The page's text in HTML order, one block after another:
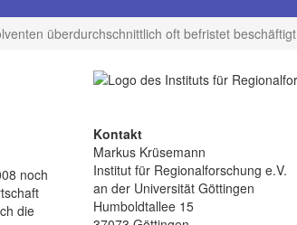
überdurchschnittlich oft befristet beschäftigt
noch
die
Kontakt
Markus Krüsemann
Institut für Regionalforschung e.V.
an der Universität Göttingen
Humboldtallee 15